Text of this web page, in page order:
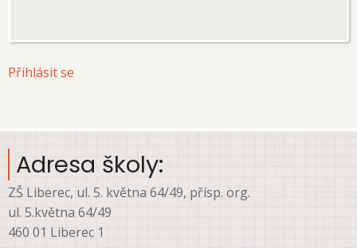
User
menu
Přihlásit se
Adresa školy:
ZŠ Liberec, ul. 5. května 64/49, přísp. org.
ul. 5.května 64/49
460 01 Liberec 1